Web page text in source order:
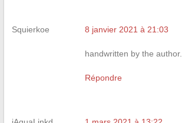
Squierkoe 8 janvier 2021 à 21:03
handwritten by the author.
Répondre